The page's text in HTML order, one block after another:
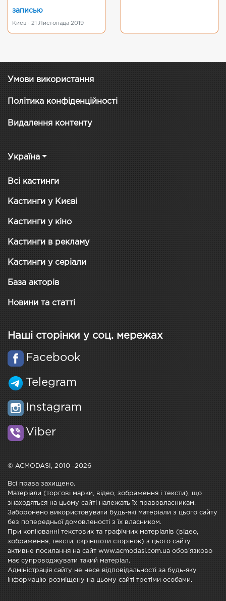
записью
Киев · 21 Листопада 2019
Умови використання
Політика конфіденційності
Видалення контенту
Україна
Всі кастинги
Кастинги у Києві
Кастинги у кіно
Кастинги в рекламу
Кастинги у серіали
База акторів
Новини та статті
Наші сторінки у соц. мережах
Facebook
Telegram
Instagram
Viber
© ACMODASI, 2010 -2026
Всі права захищено.
Матеріали (торгові марки, відео, зображення і тексти), що
знаходяться на цьому сайті належать їх правовласникам.
Заборонено використовувати будь-які матеріали з цього сайту
без попередньої домовленості з їх власником.
При копіюванні текстових та графічних матеріалів (відео,
зображення, тексти, скріншоти сторінок) з цього сайту
активне посилання на сайт www.acmodasi.com.ua обов'язково
має супроводжувати такий матеріал.
Адміністрація сайту не несе відповідальності за будь-яку
інформацію розміщену на цьому сайті третіми особами.